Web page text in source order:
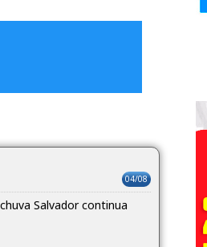
04/08
Salvador continua